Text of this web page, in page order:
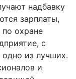
надбавку
зарплаты,
охране
с
одно из лучших.
и